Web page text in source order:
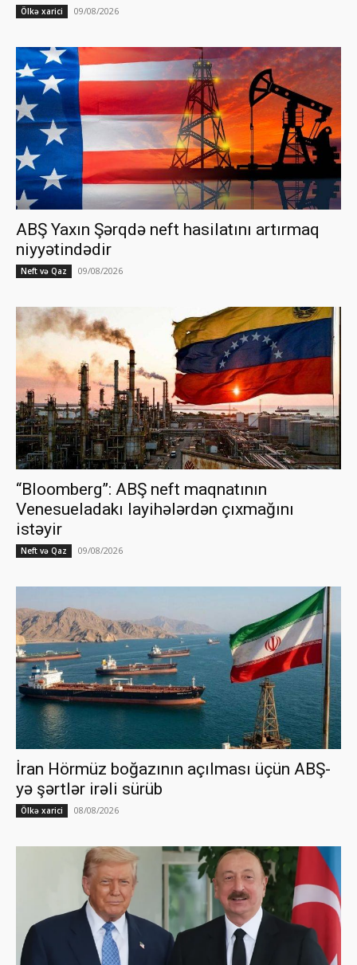
Ölkə xarici 09/08/2026
ABŞ Yaxın Şərqdə neft hasilatını artırmaq
niyyətindədir
Neft və Qaz 09/08/2026
“Bloomberg”: ABŞ neft maqnatının
Venesueladakı layihələrdən çıxmağını
istəyir
Neft və Qaz 09/08/2026
İran Hörmüz boğazının açılması üçün ABŞ-
yə şərtlər irəli sürüb
Ölkə xarici 08/08/2026